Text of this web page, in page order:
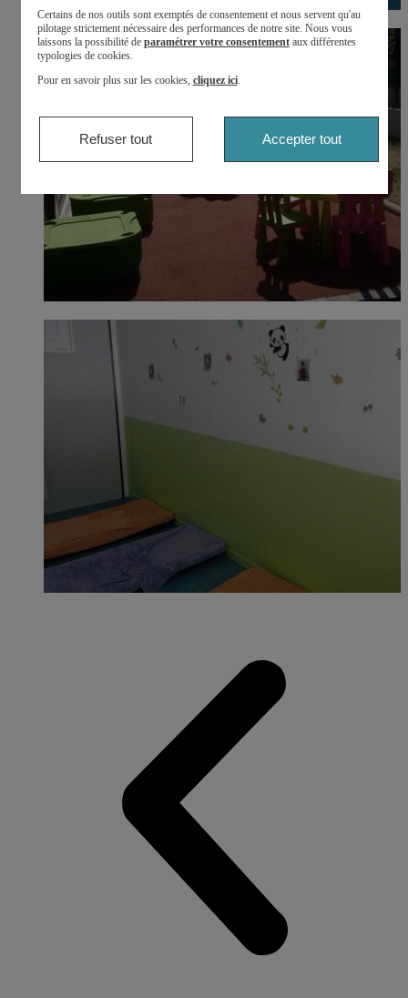
Certains de nos outils sont exemptés de consentement et nous servent qu'au
pilotage strictement nécessaire des performances de notre site. Nous vous
laissons la possibilité de paramétrer votre consentementaux différentes
typologies de cookies.
Pour en savoir plus sur les cookies, cliquez ici.
Refuser tout Accepter tout